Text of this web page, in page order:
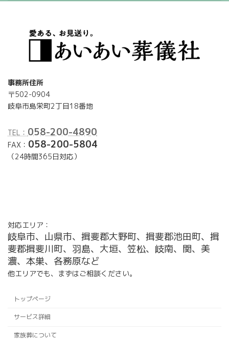
事務所住所
〒502-0904
岐阜市島栄町2丁目18番地
TEL： 058-200-4890
FAX： 058-200-5804
（24時間365日対応）
対応エリア：
岐阜市、山県市、揖斐郡大野町、揖斐郡池田町、揖
斐郡揖斐川町、羽島、大垣、笠松、岐南、関、美
濃、本巣、各務原など
他エリアでも、まずはご相談ください。
トップページ
サービス詳細
家族葬について